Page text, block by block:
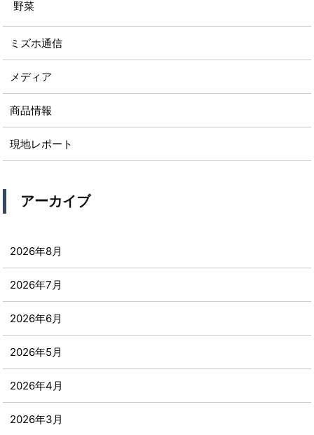
野菜
ミズホ通信
メディア
商品情報
現地レポート
アーカイブ
2026年8月
2026年7月
2026年6月
2026年5月
2026年4月
2026年3月